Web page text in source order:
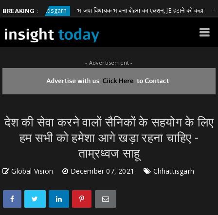
BREAKING :
Chhattisgarh भाजपा विधायक भावना बोहरा का एक्शन, JE हटाने को कहा
- Advertisement -
देश की सेवा करने वालों सैनिकों के सहयोग के लिए
हम सभी को हमेशा आगे खड़ा रहना चाहिए -
ताम्रध्वज साहू
Global Vision December 07, 2021 Chhattisgarh